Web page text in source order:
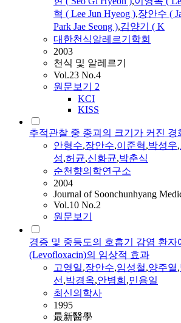
혁 ( Lee Jun Hyeog ),장안수 (
Park Jae Seong ),김양기 ( K
대한천식알레르기학회
2003
천식 및 알레르기
Vol.23 No.4
원문보기 2
KCI
KISS
추적관찰 중 종괴의 크기가 커진 경
안형수,장안수,이준혁,박성우,
성,허균,신화균,박춘식
순천향의학연구소
2004
Journal of Soonchunhyang
Vol.10 No.2
원문보기
경증 및 중등도의 호흡기 감염 환
(Levofloxacin)의 임상적 효과
고영일,장안수,임성철,양주열,
선,박경옥,안병희 ,민용일
최신의학사
1995
最新醫學